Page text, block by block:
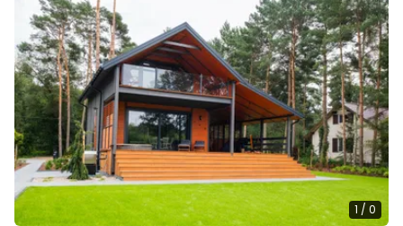
1 / 0